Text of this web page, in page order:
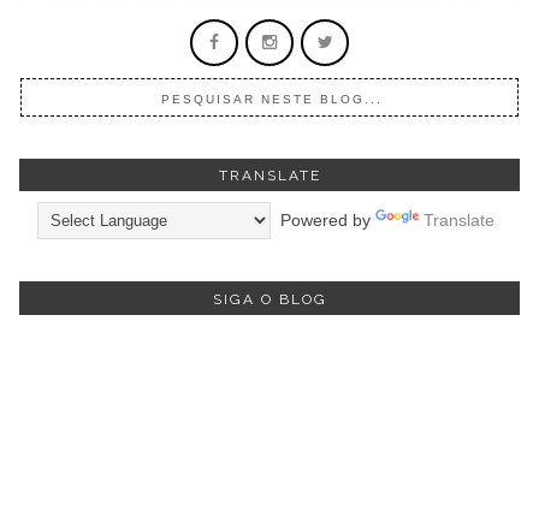
TRANSLATE
Powered by Translate
SIGA O BLOG